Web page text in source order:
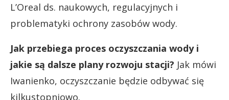
L’Oreal ds. naukowych, regulacyjnych i
problematyki ochrony zasobów wody.
Jak przebiega proces oczyszczania wody i
jakie są dalsze plany rozwoju stacji? Jak mówi
Iwanienko, oczyszczanie będzie odbywać się
kilkustopniowo.